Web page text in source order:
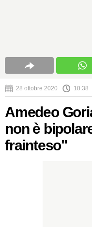
28 ottobre 2020 10:38
Amedeo
non è
frainteso"